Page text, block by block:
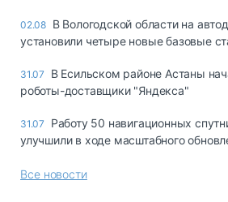
02.08 В Вологодской области на
установили четыре новые базовые
31.07
В Есильском районе Астаны
роботы-доставщики "Яндекса"
31.07
Работу 50 навигационных
улучшили в ходе масштабного
Все новости